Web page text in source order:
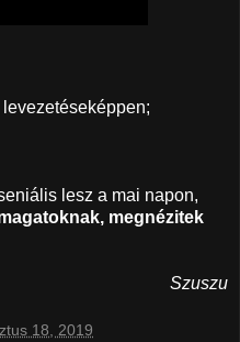
lesz a mai napon,
megnézitek
Szuszu
18, 2019